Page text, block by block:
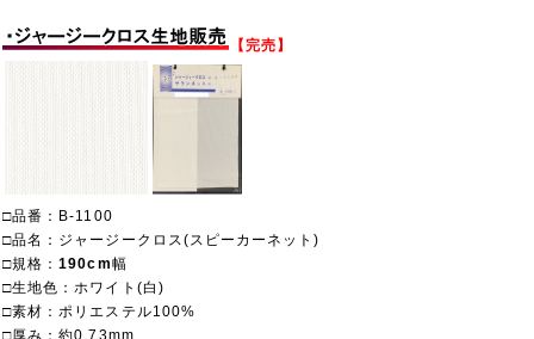
【完売】
□品番：B-1100
□品名：ジャージークロス(スピーカーネット)
□規格：190cm幅
□生地色：ホワイト(白)
□素材：ポリエステル100%
□厚み：約0.73mm